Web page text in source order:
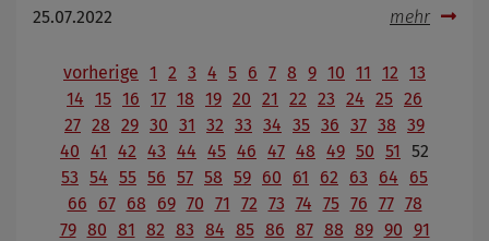
25.07.2022 mehr
vorherige 1 2 3 4 5 6 7 8 9 10 11 12 13
14 15 16 17 18 19 20 21 22 23 24 25 26
27 28 29 30 31 32 33 34 35 36 37 38 39
40 41 42 43 44 45 46 47 48 49 50 51
52
53 54 55 56 57 58 59 60 61 62 63 64
65
66
67 68 69 70 71 72 73 74 75 76 77 78
79 80 81 82 83 84 85 86 87 88 89 90 91